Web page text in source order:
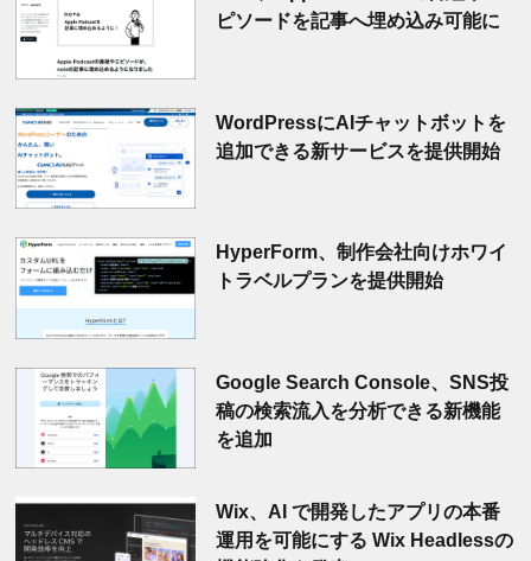
ピソードを記事へ埋め込み可能に
WordPressにAIチャットボットを
追加できる新サービスを提供開始
HyperForm、制作会社向けホワイ
トラベルプランを提供開始
Google Search Console、SNS投
稿の検索流入を分析できる新機能
を追加
Wix、AI で開発したアプリの本番
運用を可能にする Wix Headlessの